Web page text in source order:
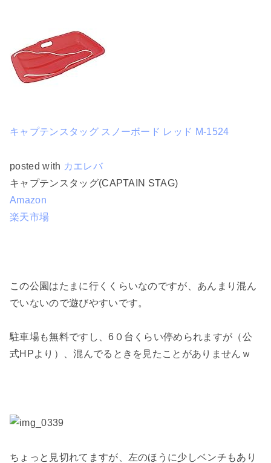
キャプテンスタッグ スノーボード レッド M-1524
posted with カエレバ
キャプテンスタッグ(CAPTAIN STAG)
Amazon
楽天市場
この公園はたまに行くくらいなのですが、 あんまり混ん
でいないので遊びやすいです。
駐車場も無料ですし、6０台くらい停められますが（公
式HPより）、混んでるときを見たことがありませんｗ
ちょっと見切れてますが、左のほうに少しベンチもあり